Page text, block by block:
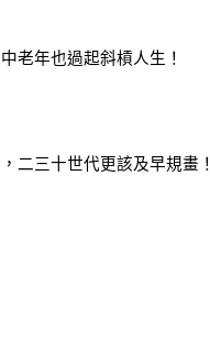
老年也過起斜槓人生！
二三十世代更該及早規畫！